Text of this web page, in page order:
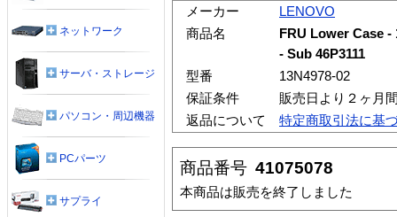
メーカー
LENOVO
商品名
FRU Lower Case
- Sub 46P3111
型番
13N4978-02
保証条件
販売日より２ヶ月
返品について
特定商取引法に基
商品番号 41075078
本商品は販売を終了しました
ネットワーク
サーバ・ストレージ
パソコン・周辺機器
PCパーツ
サプライ